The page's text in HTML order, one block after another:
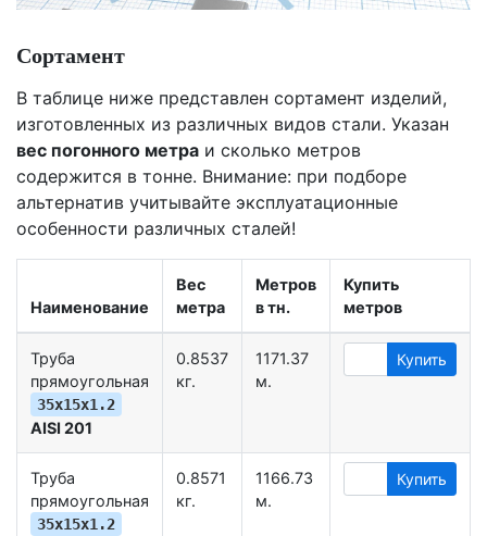
Сортамент
В таблице ниже представлен сортамент изделий,
изготовленных из различных видов стали. Указан
вес погонного метра и сколько метров
содержится в тонне. Внимание: при подборе
альтернатив учитывайте эксплуатационные
особенности различных сталей!
Наименование
Вес
метра
Метров
в тн.
Купить
метров
Труба
прямоугольная
35х15х1.2
AISI 201
0.8537
кг.
1171.37
м.
Купить
Труба
прямоугольная
35х15х1.2
0.8571
кг.
1166.73
м.
Купить